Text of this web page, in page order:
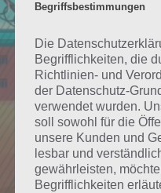
TIPPS & TRICKS
PRISON
TIPPS,
CHEATS
UND IOS
Begriffsbestimmungen
Die
Begrifflichkeiten, die
Richtlinien- und
der Datenschutz-
verwendet wurden.
soll sowohl für die
unsere Kunden und
lesbar und
gewährleisten,
Begrifflichkeiten